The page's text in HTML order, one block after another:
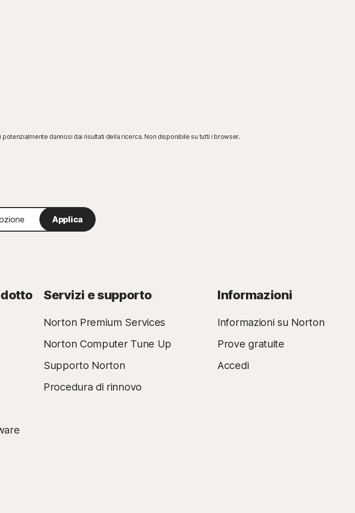
dannosi dai risultati della ricerca. Non disponibile su tutti i browser.
Applica
Servizi e supporto
Norton Premium Services
Norton Computer Tune Up
Supporto Norton
Procedura di rinnovo
Informazioni
Informazioni su Norton
Prove gratuite
Accedi